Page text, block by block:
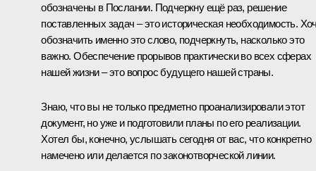
обозначены в Послании. Подчеркну ещё раз, решение
поставленных задач – это историческая необходимость.
обозначить именно это слово, подчеркнуть, насколько это
важно. Обеспечение прорывов практически во всех сферах
нашей жизни – это вопрос будущего нашей страны.
Знаю, что вы не только предметно проанализировали этот
документ, но уже и подготовили планы по его реализации.
Хотел бы, конечно, услышать сегодня от вас, что конкретно
намечено или делается по законотворческой линии.